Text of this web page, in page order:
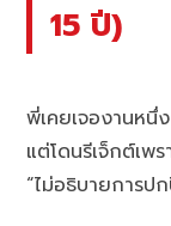
15 ปี)
พี่เคยเจองานหนึ่
แต่โดนรีเจ็กต์เพ
“ไม่อธิบายการป